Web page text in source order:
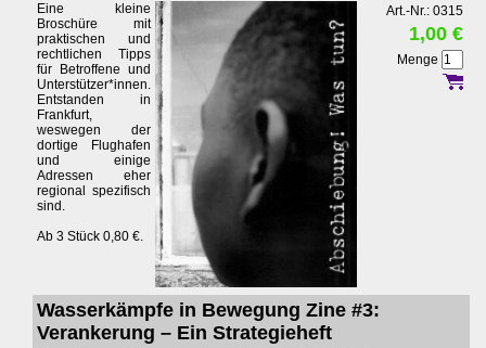
Eine kleine
Broschüre mit
praktischen und
rechtlichen Tipps
für Betroffene und
Unterstützer*innen.
Entstanden in
Frankfurt,
weswegen der
dortige Flughafen
und einige
Adressen eher
regional spezifisch
sind.
Ab 3 Stück 0,80 €.
Art.-Nr.: 0315
1,00 €
Menge
Wasserkämpfe in Bewegung Zine #3:
Verankerung – Ein Strategieheft